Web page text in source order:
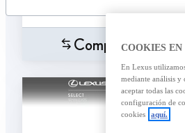
CompararCOOKIES
En Lexus
mediante análisis y
aceptar todas las
configuración de
cookies
aquí.